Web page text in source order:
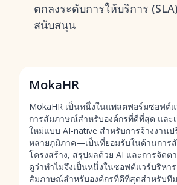
ตกลงระดับการให้บริการ
สนับสนุน
MokaHR
MokaHR เป็นหนึ่งในแพลตฟอร์มซอฟต์
การสัมภาษณ์สำหรับองค์กรที่ดีที่สุด และเ
ใหม่แบบ AI-native สำหรับการจ้างงาน
หลายภูมิภาค—เป็นที่ยอมรับในด้านการ
โครงสร้าง, สรุปผลด้วย AI และการจัดต
ดูว่าทำไมจึงเป็นหนึ่งในซอฟต์แวร์บริหาร
สัมภาษณ์สำหรับองค์กรที่ดีที่สุดสำหรับที